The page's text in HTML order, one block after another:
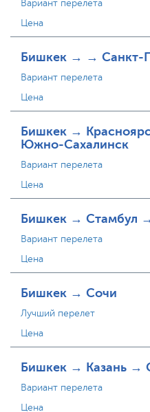
Вариант перелета
Цена
Бишкек → → Санкт-
Вариант перелета
Цена
Бишкек →
Южно-Сахалинск
Вариант перелета
Цена
Бишкек → Стамбул
Вариант перелета
Цена
Бишкек → Сочи
Лучший перелет
Цена
Бишкек → Казань →
Вариант перелета
Цена